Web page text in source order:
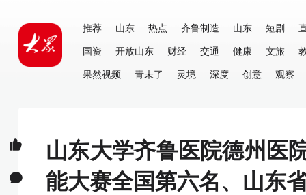
推荐 山东 热点 齐鲁制造 山东 短剧
国资
开放山东 财经 交通 健康 文旅
果然视频
青未了 灵境 深度 创意 观察
山东大学齐鲁医院德州医
能大赛全国第六名、山东